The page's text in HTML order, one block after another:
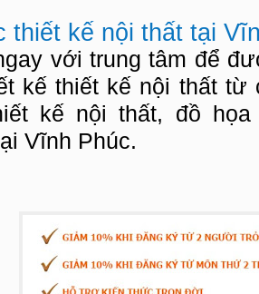
thiết kế nội thất tại
với trung tâm để
kế thiết kế nội thất từ
kế nội thất, đồ
Vĩnh Phúc.